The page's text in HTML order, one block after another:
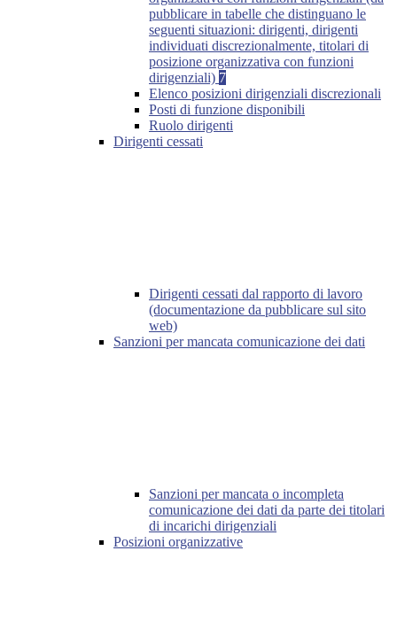
pubblicare in tabelle che distinguano le
seguenti situazioni: dirigenti, dirigenti
individuati discrezionalmente, titolari di
posizione organizzativa con funzioni
dirigenziali) 7
Elenco posizioni dirigenziali discrezionali
Posti di funzione disponibili
Ruolo dirigenti
Dirigenti cessati
Dirigenti cessati dal rapporto di lavoro
(documentazione da pubblicare sul sito
web)
Sanzioni per mancata comunicazione dei dati
Sanzioni per mancata o incompleta
comunicazione dei dati da parte dei titolari
di incarichi dirigenziali
Posizioni organizzative